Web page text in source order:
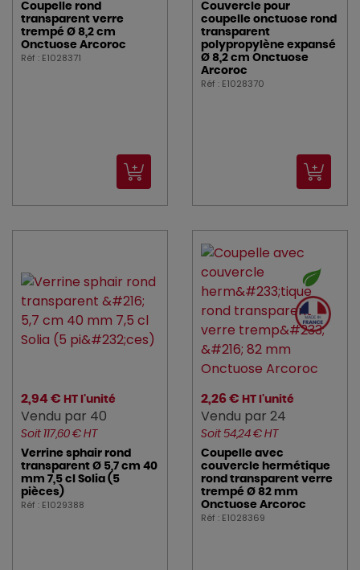
Coupelle rond
transparent verre
trempé Ø 8,2 cm
Onctuose Arcoroc
Réf : E1028371
Couvercle pour
coupelle onctuose rond
transparent
polypropylène expansé
Ø 8,2 cm Onctuose
Arcoroc
Réf : E1028370
2,94 € HT l'unité
Vendu par 40
Soit 117,60 € HT
Verrine sphair rond
transparent Ø 5,7 cm 40
mm 7,5 cl Solia (5
pièces)
Réf : E1029388
2,26 € HT l'unité
Vendu par 24
Soit 54,24 € HT
Coupelle avec
couvercle hermétique
rond transparent verre
trempé Ø 82 mm
Onctuose Arcoroc
Réf : E1028369